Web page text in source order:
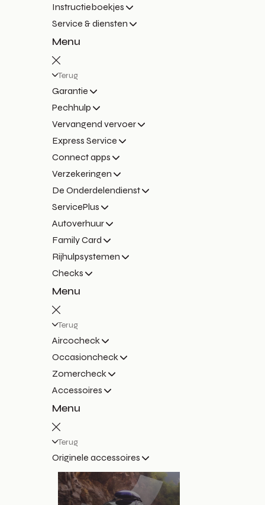
Instructieboekjes
Service & diensten
Menu
Terug
Garantie
Pechhulp
Vervangend vervoer
Express Service
Connect apps
Verzekeringen
De Onderdelendienst
ServicePlus
Autoverhuur
Family Card
Rijhulpsystemen
Checks
Menu
Terug
Aircocheck
Occasioncheck
Zomercheck
Accessoires
Menu
Terug
Originele accessoires